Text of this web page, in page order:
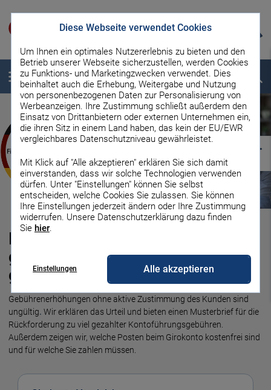
Diese Webseite verwendet Cookies
Um Ihnen ein optimales Nutzererlebnis zu bieten und den
Betrieb unserer Webseite sicherzustellen, werden Cookies
zu Funktions- und Marketingzwecken verwendet. Dies
beinhaltet auch die Erhebung, Weitergabe und Nutzung
von personenbezogenen Daten zur Personalisierung von
Werbeanzeigen. Ihre Zustimmung schließt außerdem den
Einsatz von Drittanbietern oder externen Unternehmen ein,
die ihren Sitz in einem Land haben, das kein der EU/EWR
vergleichbares Datenschutzniveau gewährleistet.
Mit Klick auf "Alle akzeptieren" erklären Sie sich damit
einverstanden, dass wir solche Technologien verwenden
dürfen. Unter "Einstellungen" können Sie selbst
entscheiden, welche Cookies Sie zulassen. Sie können
Ihre Einstellungen jederzeit ändern oder Ihre Zustimmung
widerrufen. Unsere Datenschutzerklärung dazu finden
Sie hier.
Einstellungen Alle akzeptieren
Menü Suche
Kostenfalle Konto­führungs­
gebühren: Welche Konto­
gebühren unzulässig sind
Gebühren­erhöhungen ohne aktive Zustim­mung des Kunden sind
ungül­tig. Wir erklären das Urteil und bieten einen Muster­brief für die
Rückfor­derung zu viel gezahl­ter Kontoführungsgebühren.
Außerdem zeigen wir, welche Posten beim Giro­konto kosten­frei sind
und für welche Sie zahlen müssen.